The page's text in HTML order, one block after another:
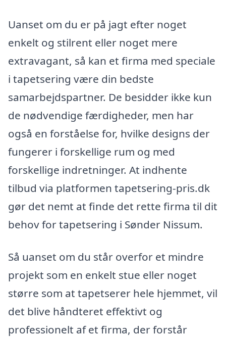
Uanset om du er på jagt efter noget
enkelt og stilrent eller noget mere
extravagant, så kan et firma med speciale
i tapetsering være din bedste
samarbejdspartner. De besidder ikke kun
de nødvendige færdigheder, men har
også en forståelse for, hvilke designs der
fungerer i forskellige rum og med
forskellige indretninger. At indhente
tilbud via platformen tapetsering-pris.dk
gør det nemt at finde det rette firma til dit
behov for tapetsering i Sønder Nissum.
Så uanset om du står overfor et mindre
projekt som en enkelt stue eller noget
større som at tapetserer hele hjemmet, vil
det blive håndteret effektivt og
professionelt af et firma, der forstår